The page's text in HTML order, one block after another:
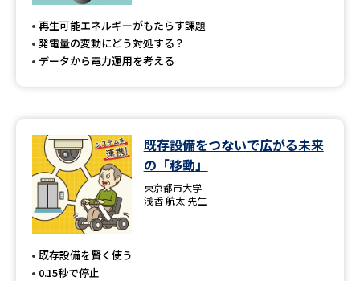
新学年スタート号特集ページ
（高3生用）
（高2生用）
SELFBRAND特集ページ
オープンキャンパス検索 実施プログラムから探す
来場型・Web型イベント特集 夢ナビライブ
受験準備
再生可能エネルギーがもたらす課題
発電量の変動にどう対処する？
データから電力運用を考える
既存設備をつないで広がる未来
の「移動」
東京都市大学
浅香 航太 先生
既存設備を賢く使う
0.15秒で停止